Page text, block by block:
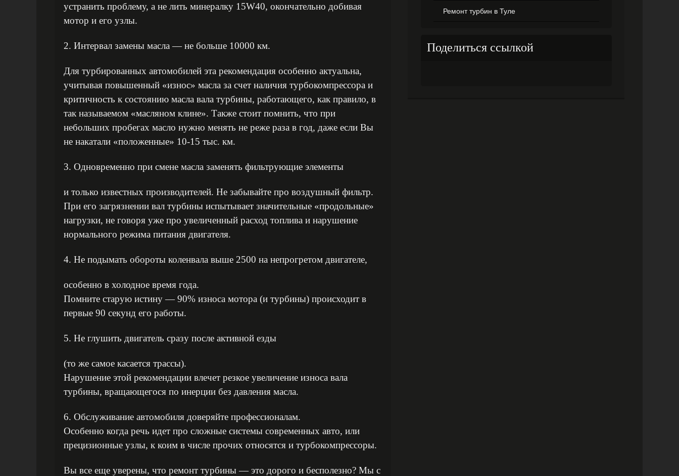
устранить проблему, а не лить минералку 15W40, окончательно добивая
мотор и его узлы.
2. Интервал замены масла — не больше 10000 км.
Для турбированных автомобилей эта рекомендация особенно актуальна,
учитывая повышенный «износ» масла за счет наличия турбокомпрессора и
критичность к состоянию масла вала турбины, работающего, как правило, в
так называемом «масляном клине». Также стоит помнить, что при
небольших пробегах масло нужно менять не реже раза в год, даже если Вы
не накатали «положенные» 10-15 тыс. км.
3. Одновременно при смене масла заменять фильтрующие элементы
и только известных производителей. Не забывайте про воздушный фильтр.
При его загрязнении вал турбины испытывает значительные «продольные»
нагрузки, не говоря уже про увеличенный расход топлива и нарушение
нормального режима питания двигателя.
4. Не подымать обороты коленвала выше 2500 на непрогретом двигателе,
особенно в холодное время года.
Помните старую истину — 90% износа мотора (и турбины) происходит в
первые 90 секунд его работы.
5. Не глушить двигатель сразу после активной езды
(то же самое касается трассы).
Нарушение этой рекомендации влечет резкое увеличение износа вала
турбины, вращающегося по инерции без давления масла.
6. Обслуживание автомобиля доверяйте профессионалам.
Особенно когда речь идет про сложные системы современных авто, или
прецизионные узлы, к коим в числе прочих относятся и турбокомпрессоры.
Вы все еще уверены, что ремонт турбины — это дорого и бесполезно? Мы с
Ремонт турбин в Туле
Поделиться ссылкой